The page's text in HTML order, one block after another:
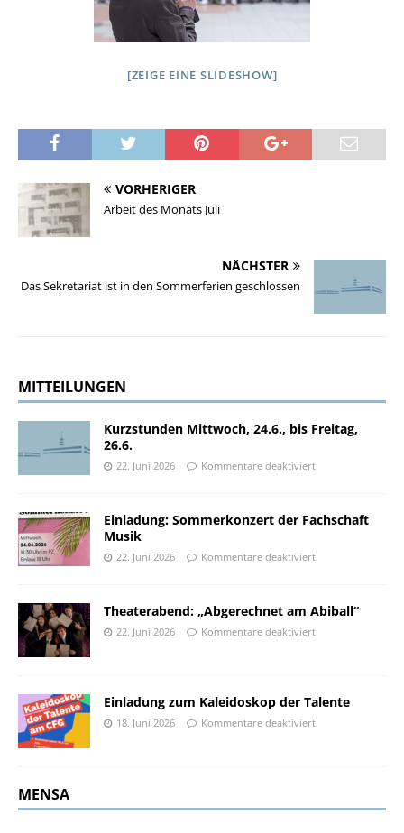
[ZEIGE EINE SLIDESHOW]
VORHERIGER
Arbeit des Monats Juli
NÄCHSTER
Das Sekretariat ist in den Sommerferien geschlossen
MITTEILUNGEN
Kurzstunden Mittwoch, 24.6., bis Freitag,
26.6.
22. Juni 2026 Kommentare deaktiviert
Einladung: Sommerkonzert der Fachschaft
Musik
22. Juni 2026 Kommentare deaktiviert
Theaterabend: „Abgerechnet am Abiball“
22. Juni 2026 Kommentare deaktiviert
Einladung zum Kaleidoskop der Talente
18. Juni 2026 Kommentare deaktiviert
MENSA